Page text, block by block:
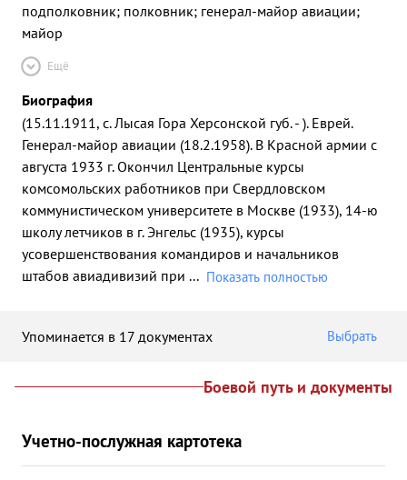
подполковник; полковник; генерал-майор авиации;
майор
Ещё
Биография
(15.11.1911, с. Лысая Гора Херсонской губ. - ). Еврей.
Генерал-майор авиации (18.2.1958). В Красной армии с
августа 1933 г. Окончил Центральные курсы
комсомольских работников при Свердловском
коммунистическом университете в Москве (1933), 14-ю
школу летчиков в г. Энгельс (1935), курсы
усовершенствования командиров и начальников
штабов авиадивизий при ... Показать полностью
Упоминается в 17 документах Выбрать
Боевой путь и документы
Учетно-послужная картотека